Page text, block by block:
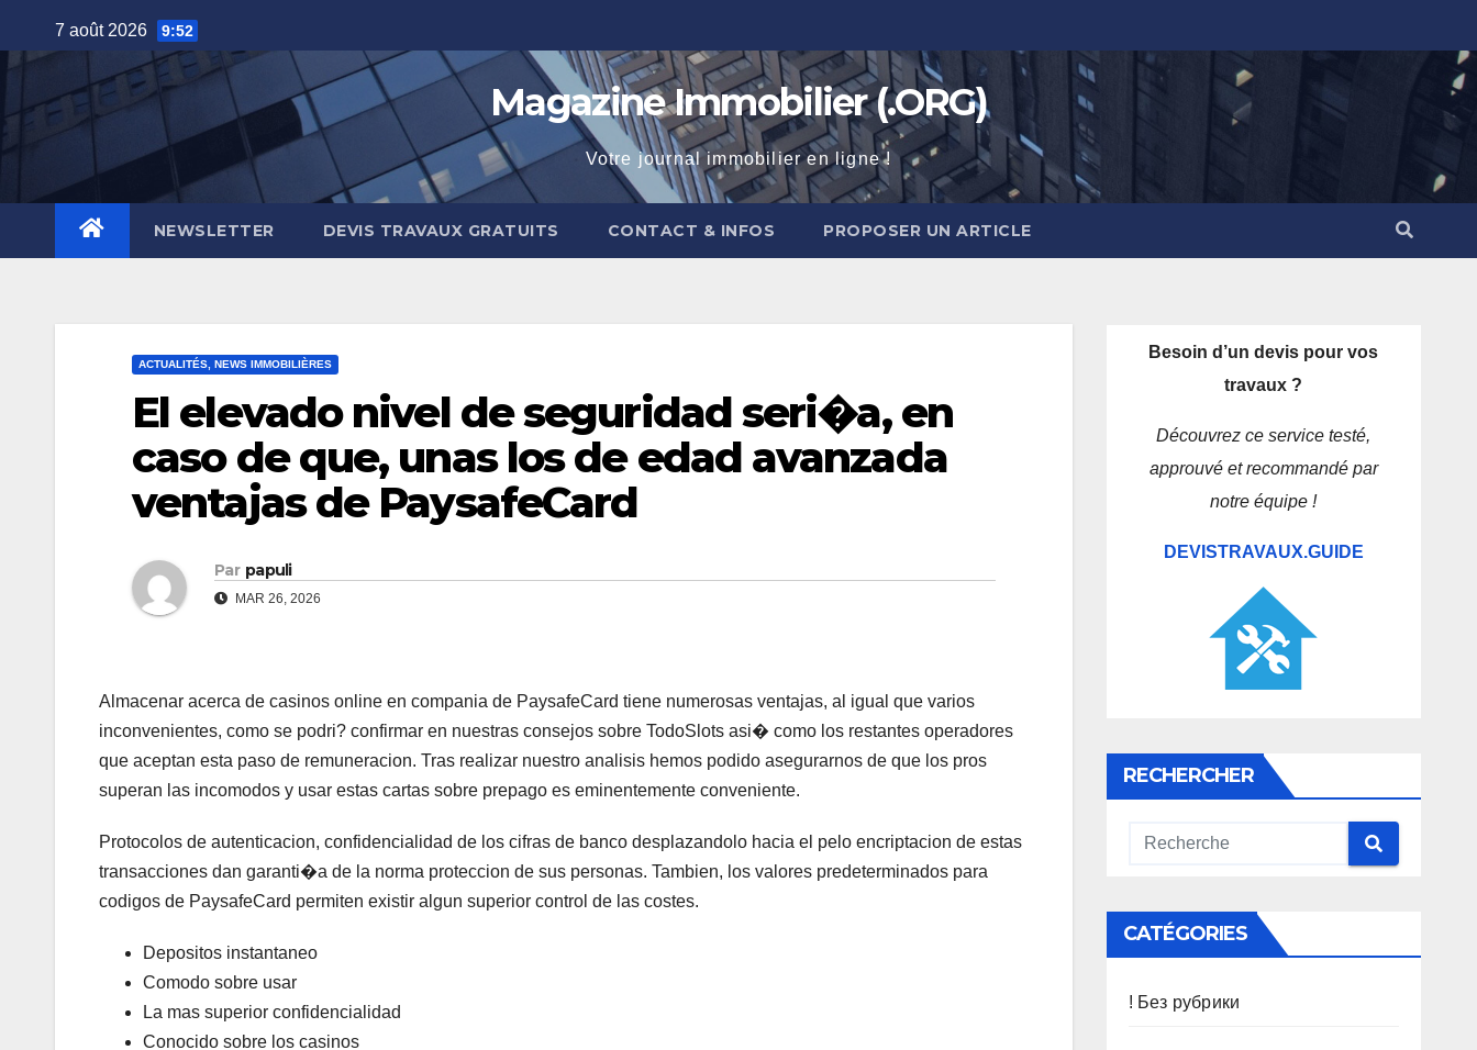
to
7 août 2026 9:52
Magazine Immobilier (.ORG)
Votre journal immobilier en ligne !
NEWSLETTER DEVIS TRAVAUX GRATUITS CONTACT & INFOS PROPOSER UN ARTICLE
ACTUALITÉS, NEWS IMMOBILIÈRES
El elevado nivel de seguridad seri�a, en
caso de que, unas los de edad avanzada
ventajas de PaysafeCard
Par papuli
MAR 26, 2026
Almacenar acerca de casinos online en compania de PaysafeCard tiene numerosas ventajas, al igual que varios
inconvenientes, como se podri? confirmar en nuestras consejos sobre TodoSlots asi� como los restantes operadores
que aceptan esta paso de remuneracion. Tras realizar nuestro analisis hemos podido asegurarnos de que los pros
superan las incomodos y usar estas cartas sobre prepago es eminentemente conveniente.
Protocolos de autenticacion, confidencialidad de los cifras de banco desplazandolo hacia el pelo encriptacion de estas
transacciones dan garanti�a de la norma proteccion de sus personas. Tambien, los valores predeterminados para
codigos de PaysafeCard permiten existir algun superior control de las costes.
Depositos instantaneo
Comodo sobre usar
La mas superior confidencialidad
Conocido sobre los casinos
Besoin d’un devis pour vos
travaux ?
Découvrez ce service testé,
approuvé et recommandé par
notre équipe !
DEVISTRAVAUX.GUIDE
RECHERCHER
CATÉGORIES
! Без рубрики